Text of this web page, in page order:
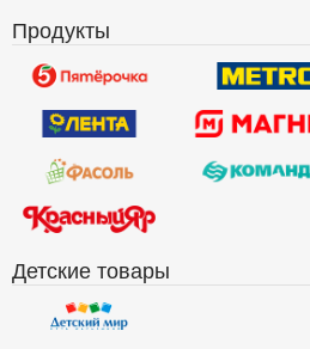
Продукты
Детские товары